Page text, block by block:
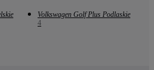
Volkswagen Golf Plus Podlaskie
4